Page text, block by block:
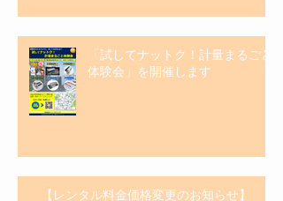
「試してナットク！計量まるごと
体験会」を開催します
【レンタル料金価格変更のお知らせ】